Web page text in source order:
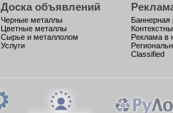
Доска объявлений
Черные металлы
Цветные металлы
Сырье и металлолом
Услуги
Баннерная
Реклама в
Classified